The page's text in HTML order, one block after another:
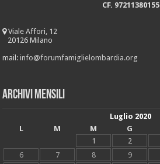
CF. 97211380155
Viale Affori, 12
20126 Milano
mail:info@forumfamiglielombardia.org
Archivi mensili
Luglio 2020
L
M M G
1
2
6
7 8 9